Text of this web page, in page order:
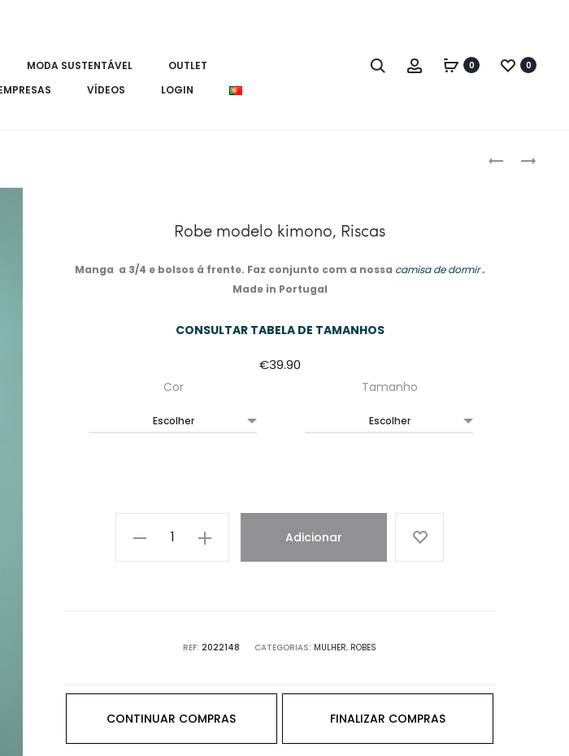
MODA SUSTENTÁVEL
OUTLET
VÍDEOS LOGIN
0 0
ROUPÃO
Robe modelo kimono, Riscas
Manga a 3/4 e bolsos á frente. Faz conjunto com a nossa camisa de dormir.
Made in Portugal
CONSULTAR TABELA DE TAMANHOS
€39.90
Cor Tamanho
Quantidade Adicionar
REF: 2022148 CATEGORIAS: MULHER, ROBES
CONTINUAR COMPRAS FINALIZAR COMPRAS